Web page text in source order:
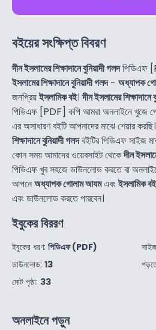
বইয়ের সংক্ষিপ্ত বিবরণ
দীন ইসলামের শিক্ষাদানে বুনিয়াদী গলদপিডিএফ
ইসলামের শিক্ষাদানে বুনিয়াদী গলদ- অধ্যাপক
জনপ্রিয়ইসলামিক বই।দীন ইসলামের শিক্ষাদানে
পিডিএফ [PDF] কপি আমরা অনলাইনে খুজে
এর অসাধারণ বইটি আপনাদের মাঝে শেয়ার করছি।
শিক্ষাদানে বুনিয়াদী গলদবইটির পিডিএফ সাইজ
কোন সময় আমাদের ওয়েবসাইট থেকেদীন
পিডিএফ খুব সহজে ডাউনলোড করতে বা
আপনেঅধ্যাপক গোলাম আযমএবংইসলামিক বই
এবং ডাউনলোড করতে পারবেন।
ইবুকের বিররণ
ইবুকের ধরণ: পিডিএফ (PDF)
ডাউনলোড: 13
মোট পৃষ্ঠা: 33
অনলাইনে পড়ুন